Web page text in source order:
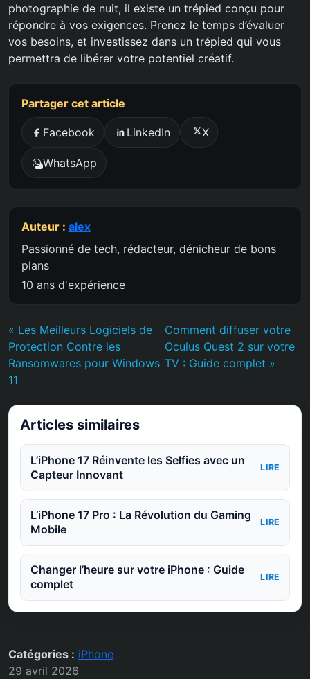
photographie de nuit, il existe un trépied conçu pour
répondre à vos exigences. Prenez le temps d’évaluer
vos besoins, et investissez dans un trépied qui vous
permettra de libérer votre potentiel créatif.
Partager cet article
Facebook LinkedIn X
WhatsApp
Auteur : alex
Passionné de tech, rédacteur, dénicheur de bons
plans
10 ans d'expérience
« Les Meilleurs Logiciels de
Protection Contre les
Ransomwares pour Windows
11
Comment diffuser votre
Oculus Quest 2 sur votre
TV : Guide complet »
Articles similaires
L’iPhone 17 Réinvente les Selfies avec un
Capteur Innovant
LIRE
L’iPhone 17 Pro : La Révolution du Gaming
Mobile
LIRE
Changer l’heure sur votre iPhone : Guide
complet
LIRE
Catégories : iPhone
29 avril 2026